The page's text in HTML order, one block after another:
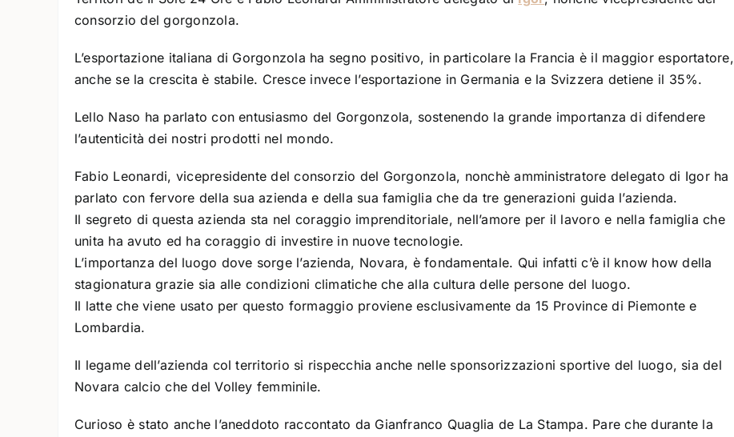
consorzio del gorgonzola.
L’esportazione italiana di Gorgonzola ha segno positivo, in particolare la Francia è il maggior esportatore,
anche se la crescita è stabile. Cresce invece l’esportazione in Germania e la Svizzera detiene il 35%.
Lello Naso ha parlato con entusiasmo del Gorgonzola, sostenendo la grande importanza di difendere
l’autenticità dei nostri prodotti nel mondo.
Fabio Leonardi, vicepresidente del consorzio del Gorgonzola, nonchè amministratore delegato di Igor ha
parlato con fervore della sua azienda e della sua famiglia che da tre generazioni guida l’azienda.
Il segreto di questa azienda sta nel coraggio imprenditoriale, nell’amore per il lavoro e nella famiglia che
unita ha avuto ed ha coraggio di investire in nuove tecnologie.
L’importanza del luogo dove sorge l’azienda, Novara, è fondamentale. Qui infatti c’è il know how della
stagionatura grazie sia alle condizioni climatiche che alla cultura delle persone del luogo.
Il latte che viene usato per questo formaggio proviene esclusivamente da 15 Province di Piemonte e
Lombardia.
Il legame dell’azienda col territorio si rispecchia anche nelle sponsorizzazioni sportive del luogo, sia del
Novara calcio che del Volley femminile.
Curioso è stato anche l’aneddoto raccontato da Gianfranco Quaglia de La Stampa. Pare che durante la